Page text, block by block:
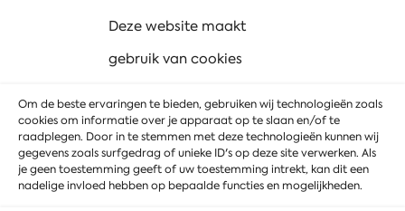
Deze website maakt
gebruik van cookies
Om de beste ervaringen te bieden, gebruiken wij technologieën zoals
cookies om informatie over je apparaat op te slaan en/of te
raadplegen. Door in te stemmen met deze technologieën kunnen wij
gegevens zoals surfgedrag of unieke ID's op deze site verwerken. Als
je geen toestemming geeft of uw toestemming intrekt, kan dit een
nadelige invloed hebben op bepaalde functies en mogelijkheden.
klantgerichte aanpak om elk project
soepel te laten verlopen en maximale
garanderen.
MD Service garandeert optimale
prestaties.